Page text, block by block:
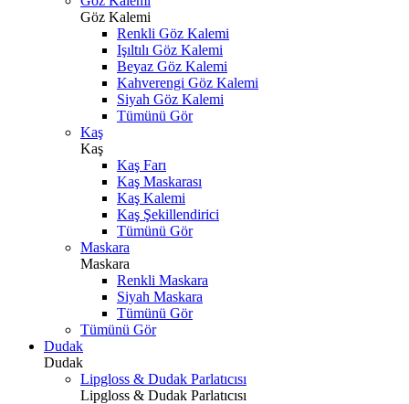
Göz Kalemi
Renkli Göz Kalemi
Işıltılı Göz Kalemi
Beyaz Göz Kalemi
Kahverengi Göz Kalemi
Siyah Göz Kalemi
Tümünü Gör
Kaş
Kaş
Kaş Farı
Kaş Maskarası
Kaş Kalemi
Kaş Şekillendirici
Tümünü Gör
Maskara
Maskara
Renkli Maskara
Siyah Maskara
Tümünü Gör
Tümünü Gör
Dudak
Dudak
Lipgloss & Dudak Parlatıcısı
Lipgloss & Dudak Parlatıcısı